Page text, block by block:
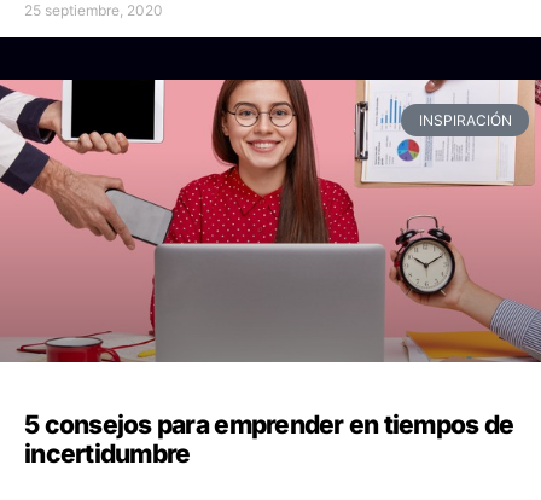
25 septiembre, 2020
INSPIRACIÓN
5 consejos para emprender en tiempos de
incertidumbre